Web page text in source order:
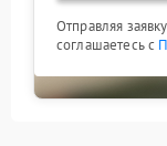
Отправляя
соглашаетесь с